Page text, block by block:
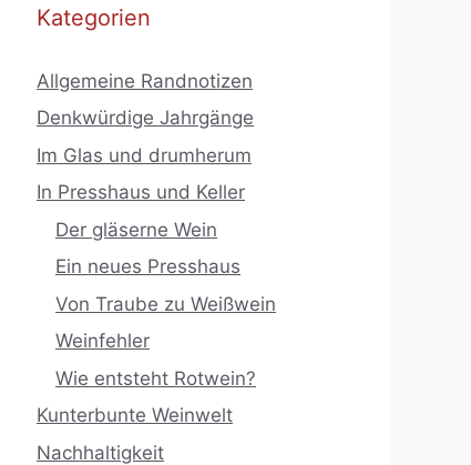
Kategorien
Allgemeine Randnotizen
Denkwürdige Jahrgänge
Im Glas und drumherum
In Presshaus und Keller
Der gläserne Wein
Ein neues Presshaus
Von Traube zu Weißwein
Weinfehler
Wie entsteht Rotwein?
Kunterbunte Weinwelt
Nachhaltigkeit